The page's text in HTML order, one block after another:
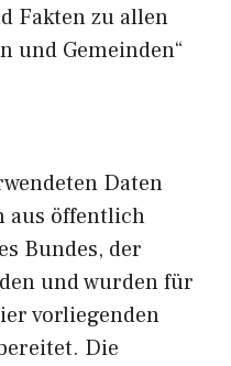
Fakten zu allen
und Gemeinden“
Daten
aus öffentlich
Bundes, der
und wurden für
vorliegenden
Die